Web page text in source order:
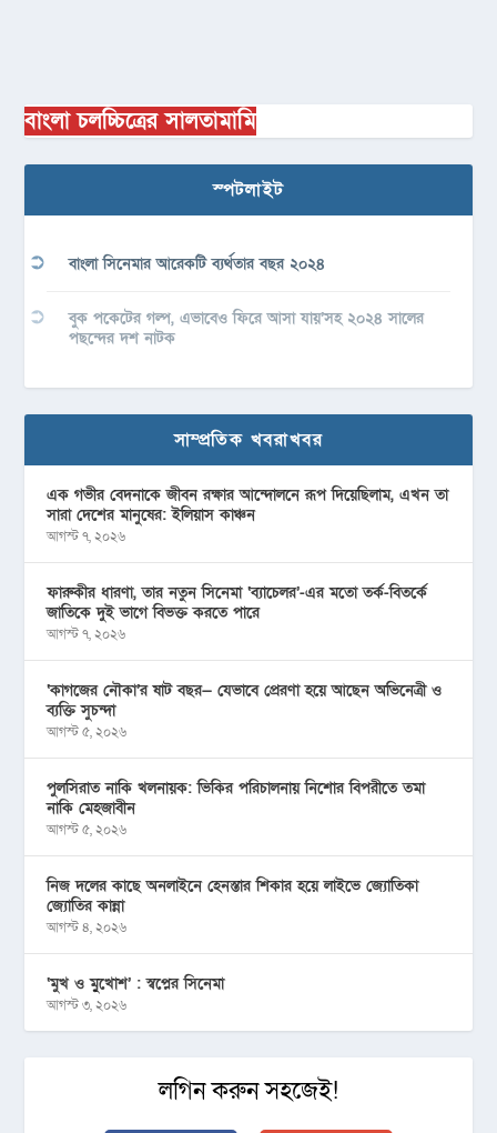
বাংলা চলচ্চিত্রের সালতামামি
স্পটলাইট
বাংলা সিনেমার আরেকটি ব্যর্থতার বছর ২০২৪
বুক পকেটের গল্প, এভাবেও ফিরে আসা যায়’সহ ২০২৪ সালের
পছন্দের দশ নাটক
সাম্প্রতিক খবরাখবর
এক গভীর বেদনাকে জীবন রক্ষার আন্দোলনে রূপ দিয়েছিলাম, এখন তা
সারা দেশের মানুষের: ইলিয়াস কাঞ্চন
আগস্ট ৭, ২০২৬
ফারুকীর ধারণা, তার নতুন সিনেমা ‘ব্যাচেলর’-এর মতো তর্ক-বিতর্কে
জাতিকে দুই ভাগে বিভক্ত করতে পারে
আগস্ট ৭, ২০২৬
‘কাগজের নৌকা’র ষাট বছর— যেভাবে প্রেরণা হয়ে আছেন অভিনেত্রী ও
ব্যক্তি সুচন্দা
আগস্ট ৫, ২০২৬
পুলসিরাত নাকি খলনায়ক: ভিকির পরিচালনায় নিশোর বিপরীতে তমা
নাকি মেহজাবীন
আগস্ট ৫, ২০২৬
নিজ দলের কাছে অনলাইনে হেনস্তার শিকার হয়ে লাইভে জ্যোতিকা
জ্যোতির কান্না
আগস্ট ৪, ২০২৬
‘মুখ ও মু্খোশ’ : স্বপ্নের সিনেমা
আগস্ট ৩, ২০২৬
লগিন করুন সহজেই!